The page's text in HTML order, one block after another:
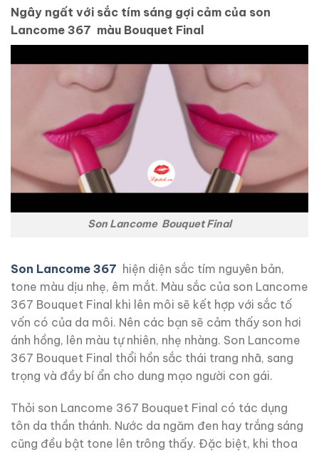
Ngây ngất với sắc tím sáng gợi cảm của son
Lancome 367 màu Bouquet Final
Son Lancome Bouquet Final
Son Lancome 367 hiện diện sắc tím nguyên bản,
tone màu dịu nhẹ, êm mắt. Màu sắc của son Lancome
367 Bouquet Final khi lên môi sẽ kết hợp với sắc tố
vốn có của da môi. Nên các bạn sẽ cảm thấy son hơi
ánh hồng, lên màu tự nhiên, nhẹ nhàng. Son Lancome
367 Bouquet Final thổi hồn sắc thái trang nhã, sang
trọng và đầy bí ẩn cho dung mạo người con gái.
Thỏi son Lancome 367 Bouquet Final có tác dụng
tôn da thần thánh. Nước da ngăm đen hay trắng sáng
cũng đều bật tone lên trông thấy. Đặc biệt, khi thoa